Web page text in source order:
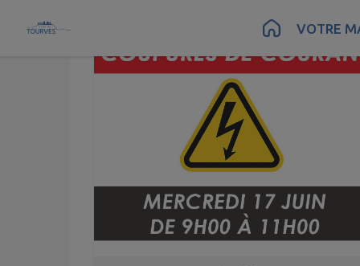
Contenu Pied de pageVOTRE